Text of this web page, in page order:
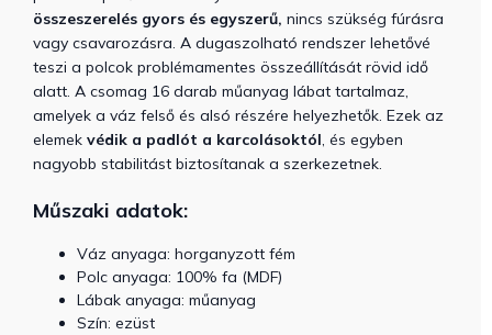
összeszerelés gyors és egyszerű, nincs szükség fúrásra
vagy csavarozásra. A dugaszolható rendszer lehetővé
teszi a polcok problémamentes összeállítását rövid idő
alatt. A csomag 16 darab műanyag lábat tartalmaz,
amelyek a váz felső és alsó részére helyezhetők. Ezek az
elemek védik a padlót a karcolásoktól, és egyben
nagyobb stabilitást biztosítanak a szerkezetnek.
Műszaki adatok:
Váz anyaga: horganyzott fém
Polc anyaga: 100% fa (MDF)
Lábak anyaga: műanyag
Szín: ezüst